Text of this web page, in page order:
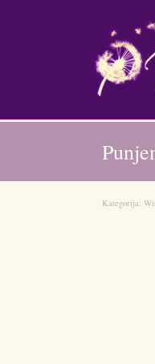
Kategorija: